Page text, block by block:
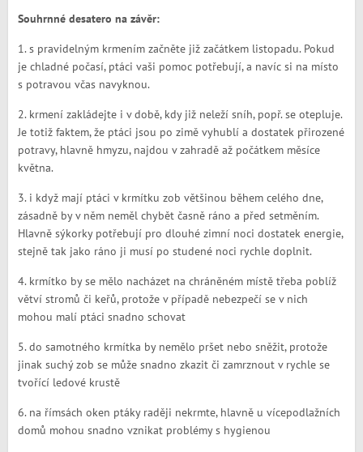
Souhrnné desatero na závěr:
1. s pravidelným krmením začněte již začátkem listopadu. Pokud
je chladné počasí, ptáci vaši pomoc potřebují, a navíc si na místo
s potravou včas navyknou.
2. krmení zakládejte i v době, kdy již neleží sníh, popř. se otepluje.
Je totiž faktem, že ptáci jsou po zimě vyhublí a dostatek přirozené
potravy, hlavně hmyzu, najdou v zahradě až počátkem měsíce
května.
3. i když mají ptáci v krmítku zob většinou během celého dne,
zásadně by v něm neměl chybět časně ráno a před setměním.
Hlavně sýkorky potřebují pro dlouhé zimní noci dostatek energie,
stejně tak jako ráno ji musí po studené noci rychle doplnit.
4. krmítko by se mělo nacházet na chráněném místě třeba poblíž
větví stromů či keřů, protože v případě nebezpečí se v nich
mohou malí ptáci snadno schovat
5. do samotného krmítka by nemělo pršet nebo sněžit, protože
jinak suchý zob se může snadno zkazit či zamrznout v rychle se
tvořící ledové krustě
6. na římsách oken ptáky raději nekrmte, hlavně u vícepodlažních
domů mohou snadno vznikat problémy s hygienou